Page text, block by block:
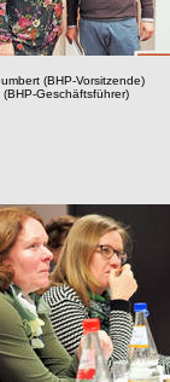
(BHP-Vorsitzende)
(BHP-Geschäftsführer)